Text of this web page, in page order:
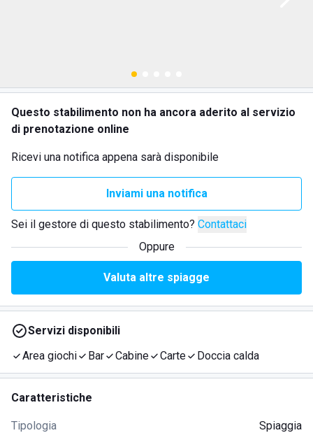
Questo stabilimento non ha ancora aderito al servizio
di prenotazione online
Ricevi una notifica appena sarà disponibile
Inviami una notifica
Sei il gestore di questo stabilimento? Contattaci
Oppure
Valuta altre spiagge
Servizi disponibili
Area giochi
Bar Cabine Carte Doccia calda
Caratteristiche
Tipologia Spiaggia